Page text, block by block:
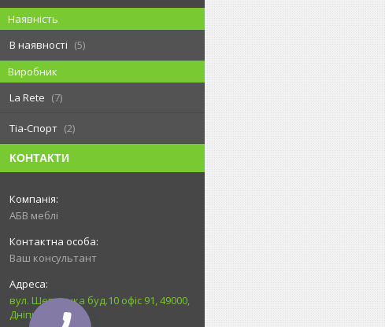
Наявність
В наявності
5
Виробник
La Rete
7
Тіа-Спорт 2
КОНТАКТИ
АБВ меблі
Ваш консультант
вул. Шевченка буд.10 офіс 91, 49000,
Дніпро, Україна